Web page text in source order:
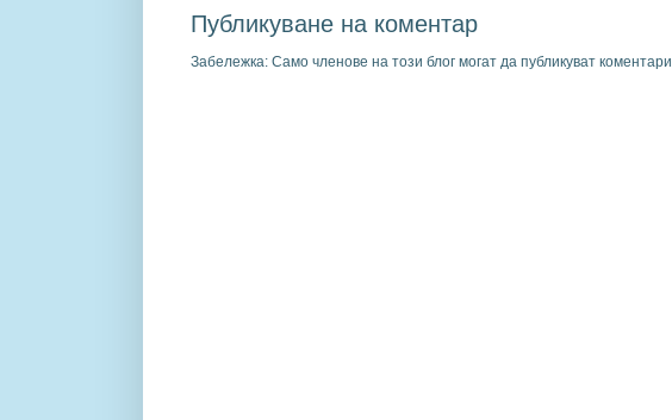
Публикуване на коментар
Забележка: Само членове на този блог могат да публикуват коментари.